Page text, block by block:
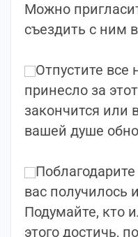
Можно
съездить с ним
Отпустите все
принесло за
закончится или
вашей душе
вас получилось
Подумайте, кто
этого достичь,